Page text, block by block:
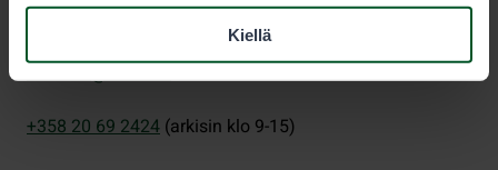
Kiellä
Eräluvat
eraluvat@metsa.fi
+358 20 69 2424 (arkisin klo 9-15)